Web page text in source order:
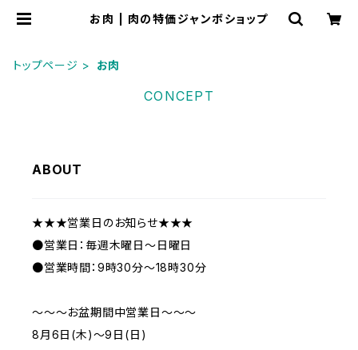
お肉 | 肉の特価ジャンボショップ
トップページ お肉
CONCEPT
ABOUT
★★★営業日のお知らせ★★★
●営業日：毎週木曜日～日曜日
●営業時間：9時30分～18時30分
～～～お盆期間中営業日～～～
8月6日(木)～9日(日)